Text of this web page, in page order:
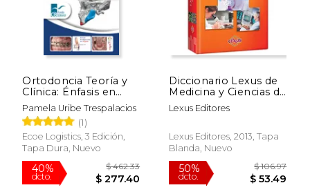
Ortodoncia Teoría y
Clínica: Énfasis en
Biomecánica 2
Tomos. 3ª Edición
Pamela Uribe Trespalacios
(1)
Ecoe Logistics, 3 Edición,
Tapa Dura, Nuevo
Diccionario Lexus de
Medicina y Ciencias de
la Salud
Lexus Editores
Lexus Editores, 2013, Tapa
Blanda, Nuevo